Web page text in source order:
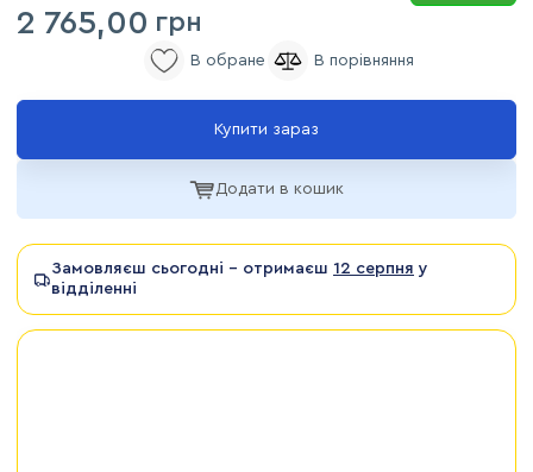
2 765,00 грн
Додати в кошик
Замовляєш сьогодні - отримаєш 12 серпня у
відділенні
Купити зараз